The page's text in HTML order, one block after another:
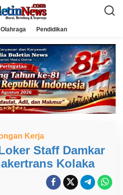
Olahraga Pendidikan
Kerja
Staff Damkar
Kolaka